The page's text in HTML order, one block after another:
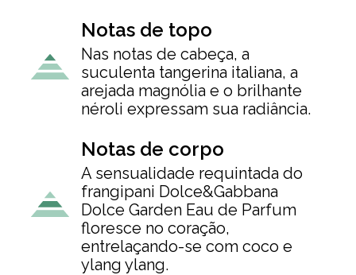
Notas de topo
Nas notas de cabeça, a
suculenta tangerina italiana, a
arejada magnólia e o brilhante
néroli expressam sua radiância.
Notas de corpo
A sensualidade requintada do
frangipani Dolce&Gabbana
Dolce Garden Eau de Parfum
floresce no coração,
entrelaçando-se com coco e
ylang ylang.